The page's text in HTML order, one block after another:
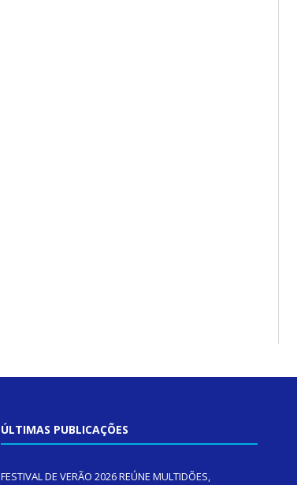
ÚLTIMAS PUBLICAÇÕES
FESTIVAL DE VERÃO 2026 REÚNE MULTIDÕES,